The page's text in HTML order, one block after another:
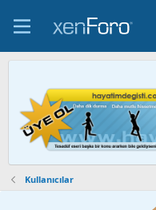
Kullanıcılar